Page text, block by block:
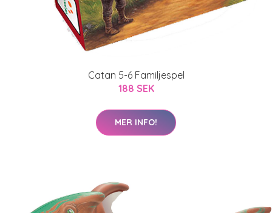
Catan 5-6 Familjespel
188 SEK
MER INFO!